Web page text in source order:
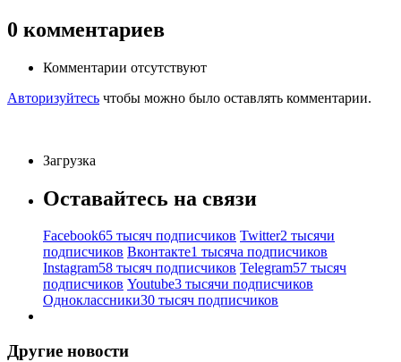
0 комментариев
Комментарии отсутствуют
Авторизуйтесь чтобы можно было оставлять комментарии.
Загрузка
Оставайтесь на связи
Facebook65 тысяч подписчиков Twitter2 тысячи
подписчиков Вконтакте1 тысяча подписчиков
Instagram58 тысяч подписчиков Telegram57 тысяч
подписчиков Youtube3 тысячи подписчиков
Одноклассники30 тысяч подписчиков
Другие новости